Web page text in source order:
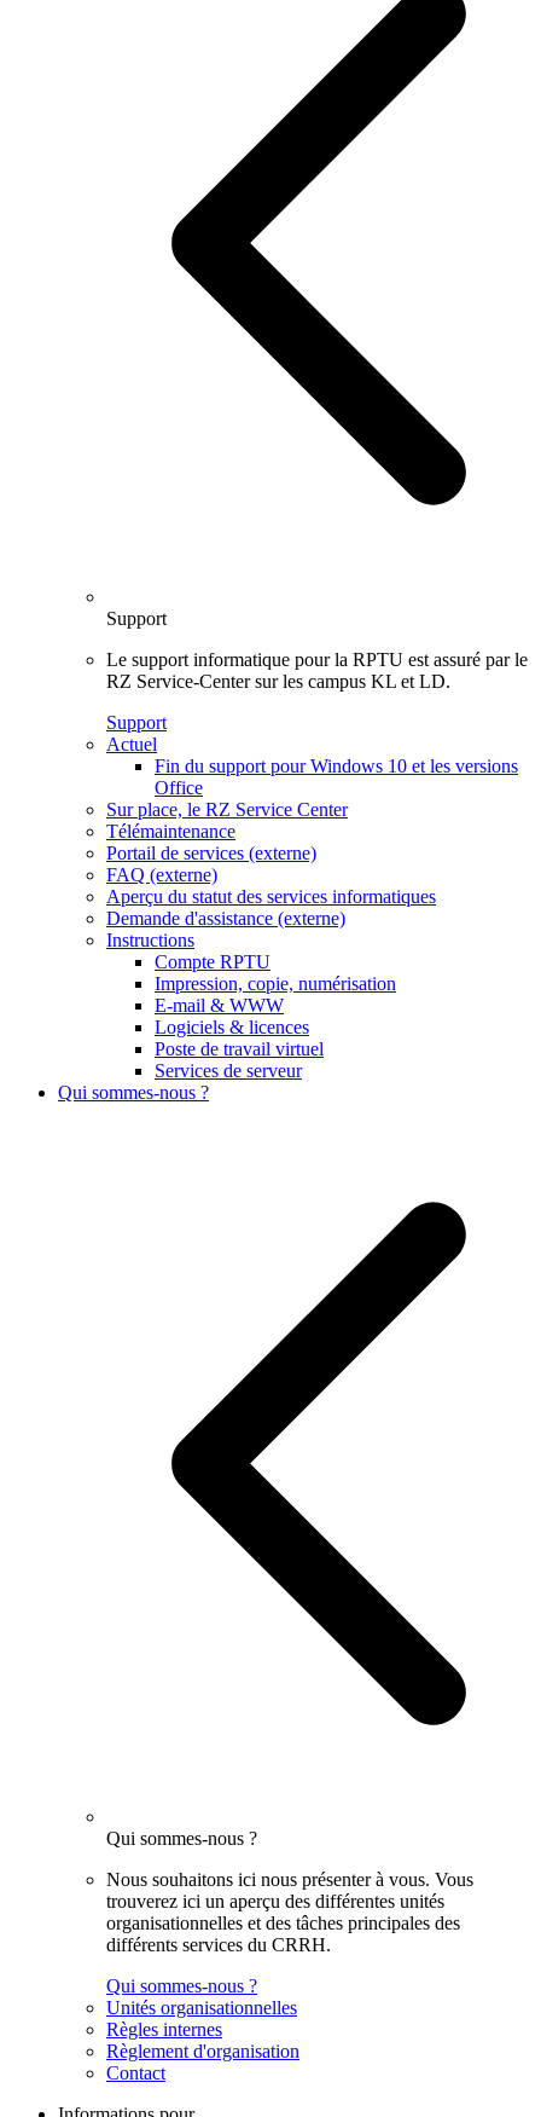
Support
Le support informatique pour la RPTU est assuré par le
RZ Service-Center sur les campus KL et LD.
Support
Actuel
Fin du support pour Windows 10 et les versions
Office
Sur place, le RZ Service Center
Télémaintenance
Portail de services (externe)
FAQ (externe)
Aperçu du statut des services informatiques
Demande d'assistance (externe)
Instructions
Compte RPTU
Impression, copie, numérisation
E-mail & WWW
Logiciels & licences
Poste de travail virtuel
Services de serveur
Qui sommes-nous ?
Qui sommes-nous ?
Nous souhaitons ici nous présenter à vous. Vous
trouverez ici un aperçu des différentes unités
organisationnelles et des tâches principales des
différents services du CRRH.
Qui sommes-nous ?
Unités organisationnelles
Règles internes
Règlement d'organisation
Contact